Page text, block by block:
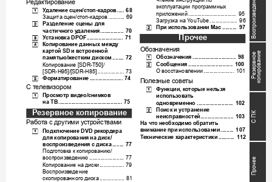
Воспроиз
Резер
вное
Редактирование
эксплуатации программных
[1] Удаление сцен/стоп-кадров 68 приложений 95
Защита сцен/стоп-кадров........... 69 Загрузка на YouTube 96
[2] Разделение сцены для
[2] При использовании Mac 97
частичного удаления 70
[3] Установка DPOF 71 Прочее
[4] Копирование данных между
Обозначения
картой SD и встроенной
памятью/жестким диском ........ 72 [1] Обозначения .............................. 98
Копирование [SDR-T50]/ [2] Сообщения 1 00
[SDR- H95] /[SDR-H85] 73 О восстановлении 1 01
[5] Форматирование 74 Полезные советы копирование
С телевизором [1] Функции, которые нельзя
[1] Просмотр видео/снимков
использовать
на ТВ 75 одновременно 102
[2] Поиск и устранение
Резервное копирование неисправностей 103
С
ПК
Прочее
Работа с другими устройствами На что необходимо обратить
[1] Подключение DVD рекордера внимание при использовании......... 1 07
для копирования на диск/ Технические характеристики 112
воспроизведения с диска 77
Подготовка к копированию/
воспроизведению ........................ 77
Копирование на диски 79
Воспроизведение
скопированного диска 81